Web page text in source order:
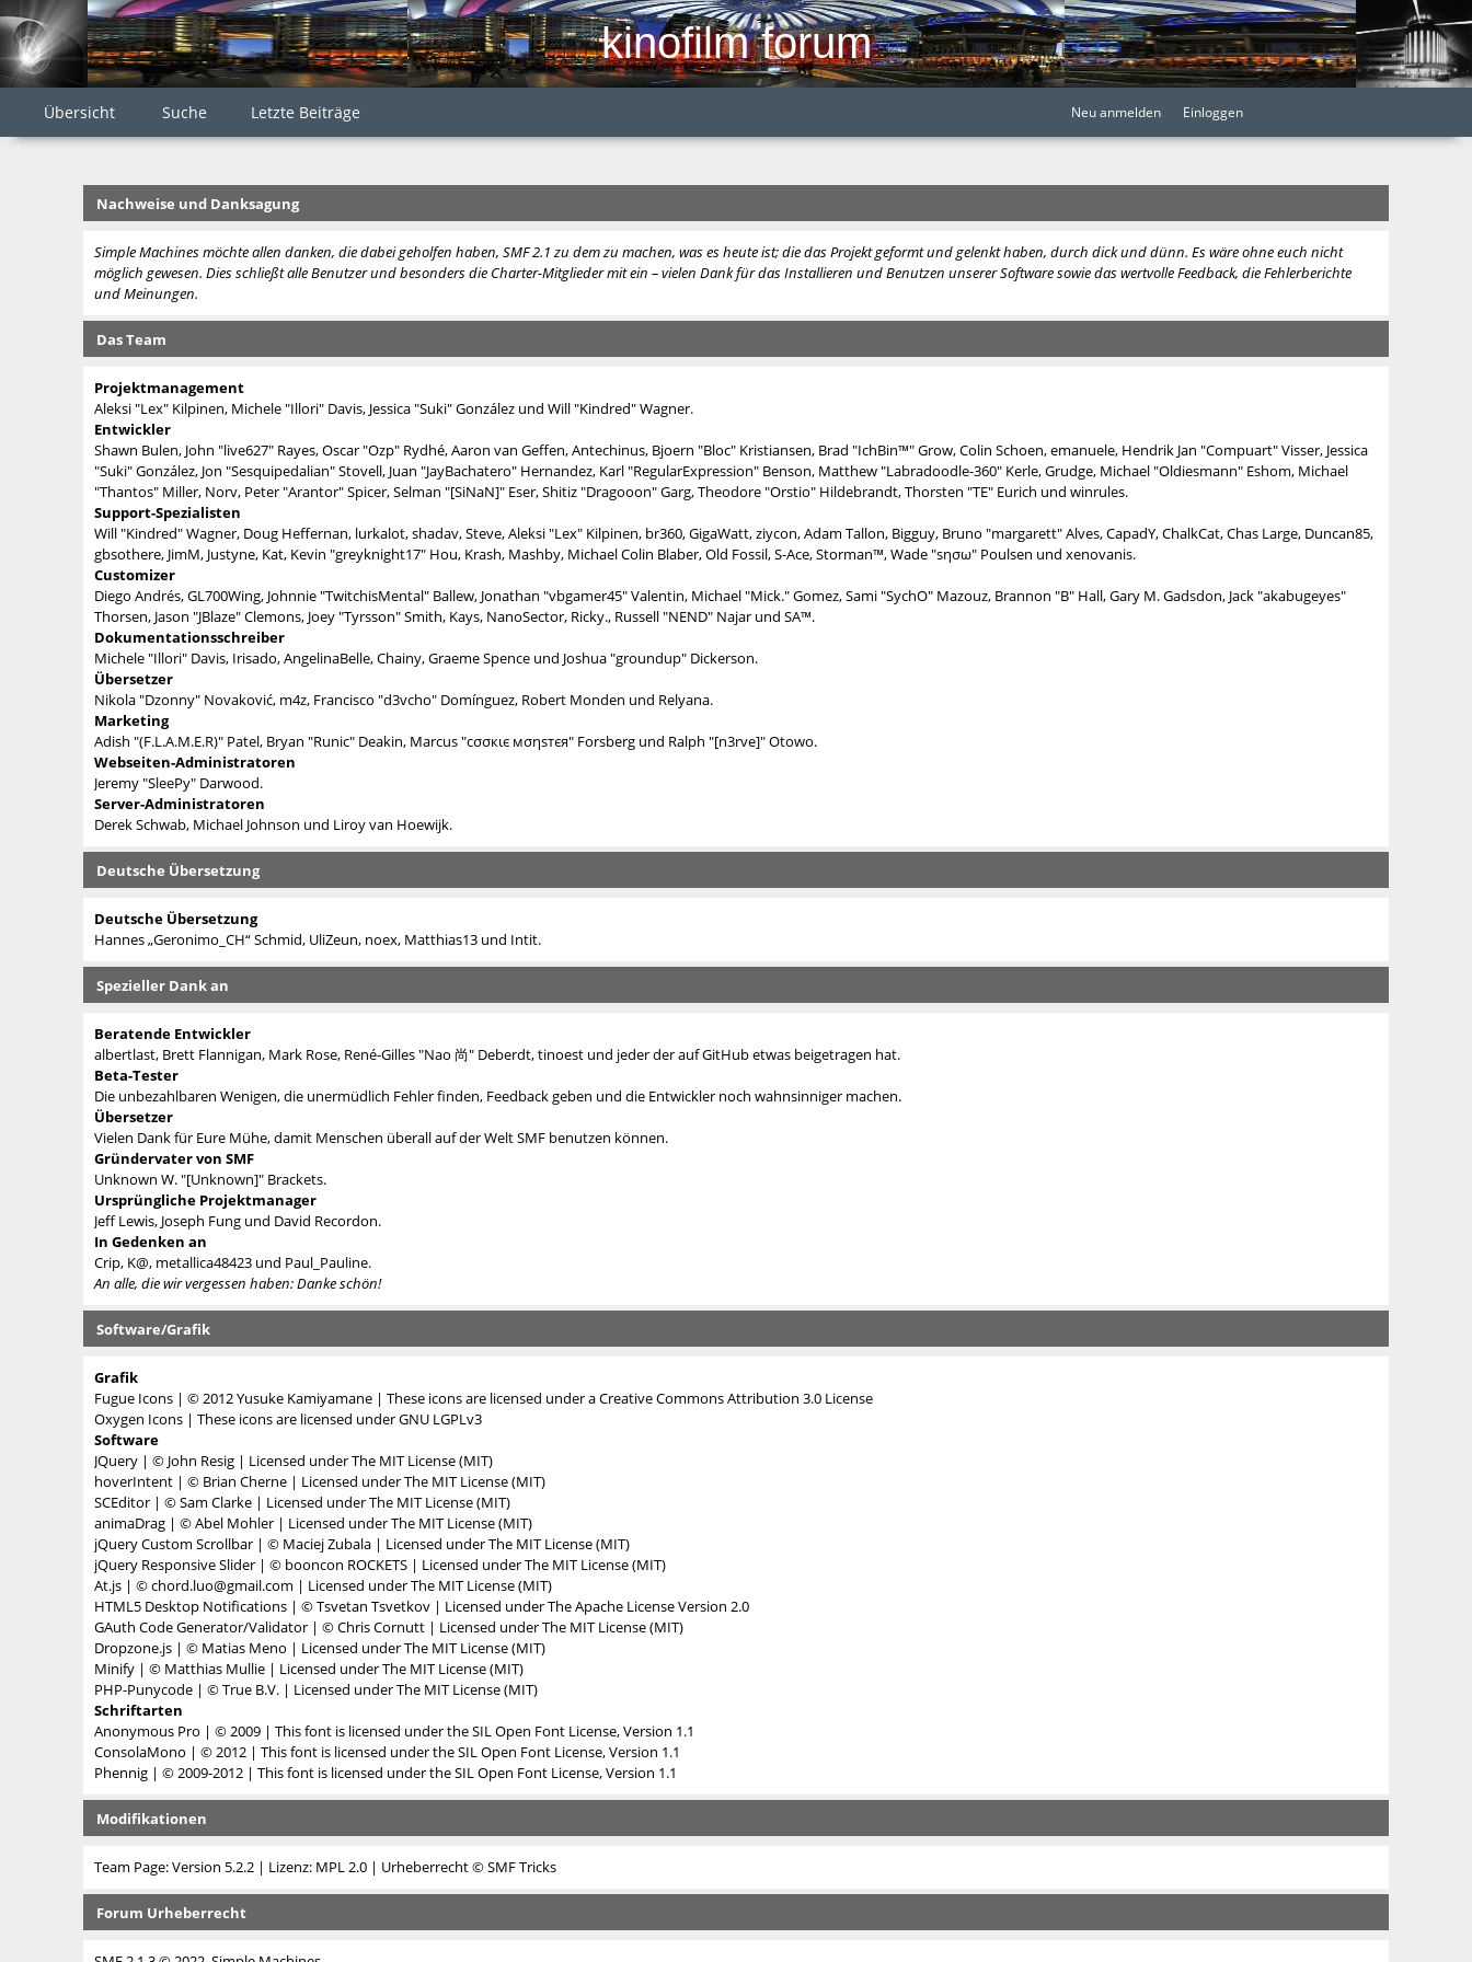
kinofilm forum
Übersicht Suche Letzte Beiträge Neu anmelden Einloggen
Nachweise und Danksagung
Simple Machines möchte allen danken, die dabei geholfen haben, SMF 2.1 zu dem zu machen, was es heute ist; die das Projekt geformt und gelenkt haben, durch dick und dünn. Es wäre ohne euch nicht
möglich gewesen. Dies schließt alle Benutzer und besonders die Charter-Mitglieder mit ein – vielen Dank für das Installieren und Benutzen unserer Software sowie das wertvolle Feedback, die Fehlerberichte
und Meinungen.
Das Team
Projektmanagement
Aleksi "Lex" Kilpinen, Michele "Illori" Davis, Jessica "Suki" González und Will "Kindred" Wagner.
Entwickler
Shawn Bulen, John "live627" Rayes, Oscar "Ozp" Rydhé, Aaron van Geffen, Antechinus, Bjoern "Bloc" Kristiansen, Brad "IchBin™" Grow, Colin Schoen, emanuele, Hendrik Jan "Compuart" Visser, Jessica
"Suki" González, Jon "Sesquipedalian" Stovell, Juan "JayBachatero" Hernandez, Karl "RegularExpression" Benson, Matthew "Labradoodle-360" Kerle, Grudge, Michael "Oldiesmann" Eshom, Michael
"Thantos" Miller, Norv, Peter "Arantor" Spicer, Selman "[SiNaN]" Eser, Shitiz "Dragooon" Garg, Theodore "Orstio" Hildebrandt, Thorsten "TE" Eurich und winrules.
Support-Spezialisten
Will "Kindred" Wagner, Doug Heffernan, lurkalot, shadav, Steve, Aleksi "Lex" Kilpinen, br360, GigaWatt, ziycon, Adam Tallon, Bigguy, Bruno "margarett" Alves, CapadY, ChalkCat, Chas Large, Duncan85,
gbsothere, JimM, Justyne, Kat, Kevin "greyknight17" Hou, Krash, Mashby, Michael Colin Blaber, Old Fossil, S-Ace, Storman™, Wade "sησω" Poulsen und xenovanis.
Customizer
Diego Andrés, GL700Wing, Johnnie "TwitchisMental" Ballew, Jonathan "vbgamer45" Valentin, Michael "Mick." Gomez, Sami "SychO" Mazouz, Brannon "B" Hall, Gary M. Gadsdon, Jack "akabugeyes"
Thorsen, Jason "JBlaze" Clemons, Joey "Tyrsson" Smith, Kays, NanoSector, Ricky., Russell "NEND" Najar und SA™.
Dokumentationsschreiber
Michele "Illori" Davis, Irisado, AngelinaBelle, Chainy, Graeme Spence und Joshua "groundup" Dickerson.
Übersetzer
Nikola "Dzonny" Novaković, m4z, Francisco "d3vcho" Domínguez, Robert Monden und Relyana.
Marketing
Adish "(F.L.A.M.E.R)" Patel, Bryan "Runic" Deakin, Marcus "cσσкιє мσηѕтєя" Forsberg und Ralph "[n3rve]" Otowo.
Webseiten-Administratoren
Jeremy "SleePy" Darwood.
Server-Administratoren
Derek Schwab, Michael Johnson und Liroy van Hoewijk.
Deutsche Übersetzung
Deutsche Übersetzung
Hannes „Geronimo_CH“ Schmid, UliZeun, noex, Matthias13 und Intit.
Spezieller Dank an
Beratende Entwickler
albertlast, Brett Flannigan, Mark Rose, René-Gilles "Nao 尚" Deberdt, tinoest und jeder derauf GitHub etwas beigetragen hat.
Beta-Tester
Die unbezahlbaren Wenigen, die unermüdlich Fehler finden, Feedback geben und die Entwickler noch wahnsinniger machen.
Übersetzer
Vielen Dank für Eure Mühe, damit Menschen überall auf der Welt SMF benutzen können.
Gründervater von SMF
Unknown W. "[Unknown]" Brackets.
Ursprüngliche Projektmanager
Jeff Lewis, Joseph Fung und David Recordon.
In Gedenken an
Crip, K@, metallica48423 und Paul_Pauline.
An alle, die wir vergessen haben: Danke schön!
Software/Grafik
Grafik
Fugue Icons | © 2012 Yusuke Kamiyamane | These icons are licensed under a Creative Commons Attribution 3.0 License
Oxygen Icons | These icons are licensed underGNU LGPLv3
Software
JQuery | © John Resig | Licensed underThe MIT License (MIT)
hoverIntent | © Brian Cherne | Licensed underThe MIT License (MIT)
SCEditor | © Sam Clarke | Licensed underThe MIT License (MIT)
animaDrag | © Abel Mohler | Licensed underThe MIT License (MIT)
jQuery Custom Scrollbar | © Maciej Zubala | Licensed underThe MIT License (MIT)
jQuery Responsive Slider | © booncon ROCKETS | Licensed underThe MIT License (MIT)
At.js | © chord.luo@gmail.com | Licensed underThe MIT License (MIT)
HTML5 Desktop Notifications | © Tsvetan Tsvetkov | Licensed underThe Apache License Version 2.0
GAuth Code Generator/Validator | © Chris Cornutt | Licensed underThe MIT License (MIT)
Dropzone.js | © Matias Meno | Licensed underThe MIT License (MIT)
Minify | © Matthias Mullie | Licensed underThe MIT License (MIT)
PHP-Punycode | © True B.V. | Licensed underThe MIT License (MIT)
Schriftarten
Anonymous Pro | © 2009 | This font is licensed under the SIL Open Font License, Version 1.1
ConsolaMono | © 2012 | This font is licensed under the SIL Open Font License, Version 1.1
Phennig | © 2009-2012 | This font is licensed under the SIL Open Font License, Version 1.1
Modifikationen
Team Page: Version 5.2.2 | Lizenz: MPL 2.0 | Urheberrecht © SMF Tricks
Forum Urheberrecht